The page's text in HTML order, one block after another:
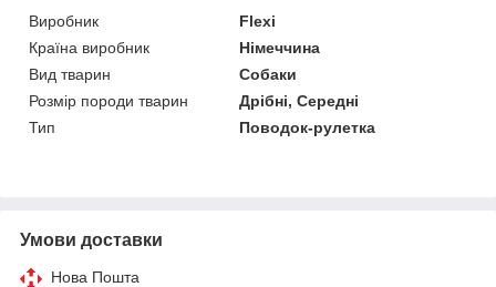
Виробник
Flexi
Країна виробник
Німеччина
Вид тварин
Собаки
Розмір породи тварин
Дрібні, Середні
Тип
Поводок-рулетка
Умови доставки
Нова Пошта